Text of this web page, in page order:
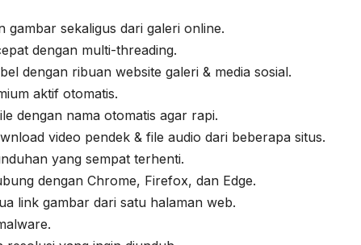
gambar sekaligus dari galeri online.
dengan multi-threading.
dengan ribuan website galeri & media sosial.
aktif otomatis.
dengan nama otomatis agar rapi.
video pendek & file audio dari beberapa situs.
yang sempat terhenti.
dengan Chrome, Firefox, dan Edge.
link gambar dari satu halaman web.